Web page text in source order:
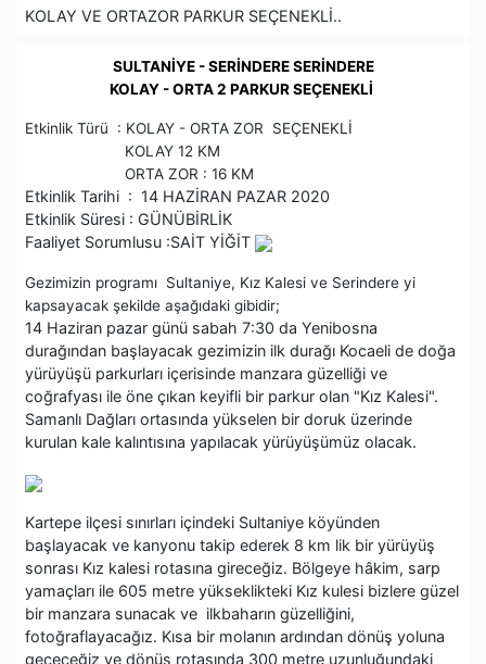
KOLAY VE ORTAZOR PARKUR SEÇENEKLİ..
SULTANİYE - SERİNDERE SERİNDERE
KOLAY - ORTA 2 PARKUR SEÇENEKLİ
Etkinlik Türü : KOLAY - ORTA ZOR SEÇENEKLİ
KOLAY 12 KM
ORTA ZOR : 16 KM
Etkinlik Tarihi : 14 HAZİRAN PAZAR 2020
Etkinlik Süresi : GÜNÜBİRLİK
Faaliyet Sorumlusu :SAİT YİĞİT
Gezimizin programı Sultaniye, Kız Kalesi ve Serindere yi
kapsayacak şekilde aşağıdaki gibidir;
14 Haziran pazar günü sabah 7:30 da Yenibosna
durağından başlayacak gezimizin ilk durağı Kocaeli de doğa
yürüyüşü parkurları içerisinde manzara güzelliği ve
coğrafyası ile öne çıkan keyifli bir parkur olan "Kız Kalesi".
Samanlı Dağları ortasında yükselen bir doruk üzerinde
kurulan kale kalıntısına yapılacak yürüyüşümüz olacak.
Kartepe ilçesi sınırları içindeki Sultaniye köyünden
başlayacak ve kanyonu takip ederek 8 km lik bir yürüyüş
sonrası Kız kalesi rotasına gireceğiz. Bölgeye hâkim, sarp
yamaçları ile 605 metre yükseklikteki Kız kulesi bizlere güzel
bir manzara sunacak ve ilkbaharın güzelliğini,
fotoğraflayacağız. Kısa bir molanın ardından dönüş yoluna
geçeceğiz ve dönüş rotasında 300 metre uzunluğundaki